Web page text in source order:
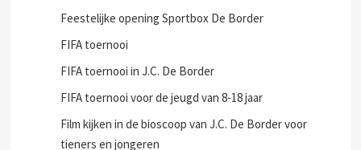
Feestelijke opening Sportbox De Border
FIFA toernooi
FIFA toernooi in J.C. De Border
FIFA toernooi voor de jeugd van 8-18 jaar
Film kijken in de bioscoop van J.C. De Border voor
tieners en jongeren